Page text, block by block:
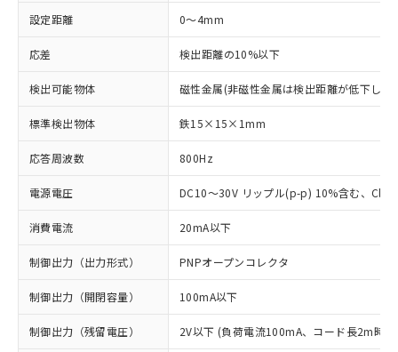
設定距離 0～4mm
応差 検出距離の10%以下
検出可能物体 磁性金属(非磁性金属は検出距離が低下しま
標準検出物体 鉄15×15×1mm
応答周波数 800Hz
電源電圧 DC10～30V リップル(p-p) 10%含む、
消費電流 20mA以下
制御出力（出力形式） PNPオープンコレクタ
制御出力（開閉容量） 100mA以下
制御出力（残留電圧） 2V以下 (負荷電流100mA、コード長2m時)